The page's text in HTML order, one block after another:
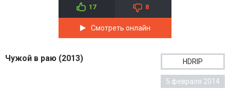
17 8
Смотреть онлайн
Чужой в раю (2013) HDRIP
5 февраля 2014